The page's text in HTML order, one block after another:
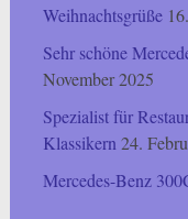
Weihnachtsgrüße
Sehr schöne
November 2025
Spezialist für
Klassikern 24.
Mercedes-Benz